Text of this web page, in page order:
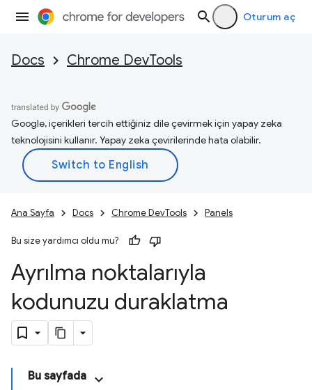
Oturum aç
Docs Chrome DevTools
Google, içerikleri tercih ettiğiniz dile çevirmek için yapay zeka
teknolojisini kullanır. Yapay zeka çevirilerinde hata olabilir.
Ana Sayfa Docs Chrome DevTools Panels
Bu size yardımcı oldu mu?
Ayrılma noktalarıyla
kodunuzu duraklatma
Bu sayfada